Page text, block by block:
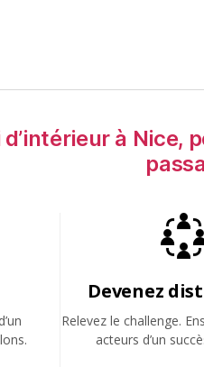
à Nice,
Devenez
Relevez le challenge.
acteurs d’un